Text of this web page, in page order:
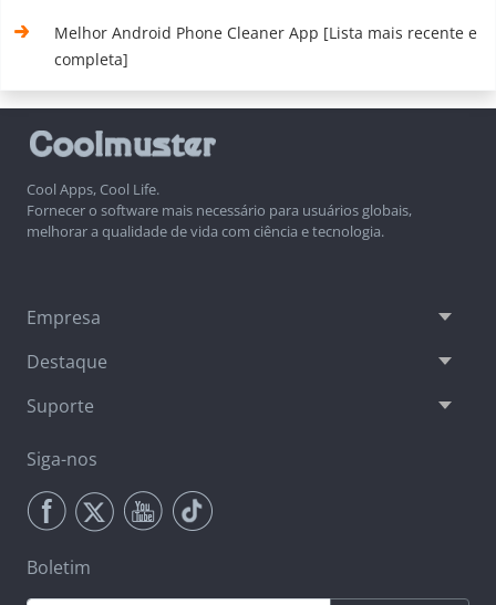
Melhor Android Phone Cleaner App [Lista mais recente e
completa]
Cool Apps, Cool Life.
Fornecer o software mais necessário para usuários globais,
melhorar a qualidade de vida com ciência e tecnologia.
Empresa
Destaque
Suporte
Siga-nos
Boletim